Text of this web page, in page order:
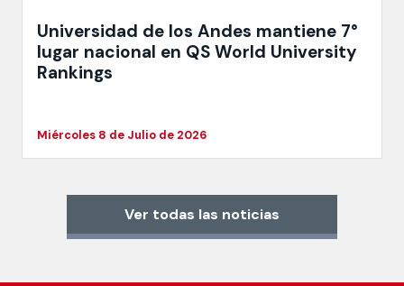
Universidad de los Andes mantiene 7°
lugar nacional en QS World University
Rankings
Miércoles 8 de Julio de 2026
Ver todas las noticias